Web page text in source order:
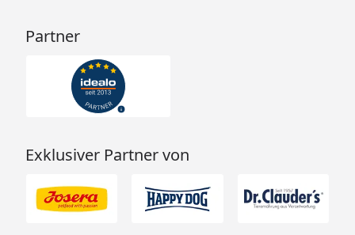
Partner
Exklusiver Partner von